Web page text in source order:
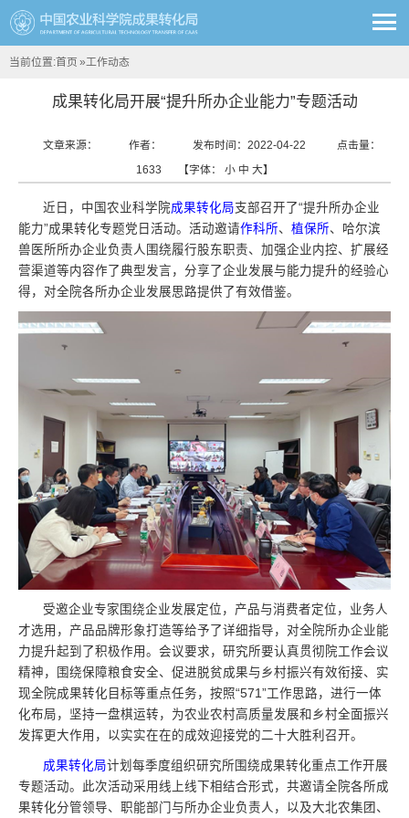
当前位置:首页 »工作动态
成果转化局开展“提升所办企业能力”专题活动
文章来源： 作者： 发布时间：2022-04-22
点击量：
1633
【字体： 小 中 大】
近日，中国农业科学院成果转化局支部召开了“提升所办企业
能力”成果转化专题党日活动。活动邀请作科所、 植保所、哈尔滨
兽医所所办企业负责人围绕履行股东职责、加强企业内控、扩展经
营渠道等内容作了典型发言，分享了企业发展与能力提升的经验心
得，对全院各所办企业发展思路提供了有效借鉴。
受邀企业专家围绕企业发展定位，产品与消费者定位，业务人
才选用，产品品牌形象打造等给予了详细指导，对全院所办企业能
力提升起到了积极作用。会议要求，研究所要认真贯彻院工作会议
精神，围绕保障粮食安全、促进脱贫成果与乡村振兴有效衔接、实
现全院成果转化目标等重点任务，按照“571”工作思路，进行一体
化布局，坚持一盘棋运转，为农业农村高质量发展和乡村全面振兴
发挥更大作用，以实实在在的成效迎接党的二十大胜利召开。
成果转化局计划每季度组织研究所围绕成果转化重点工作开展
专题活动。此次活动采用线上线下相结合形式，共邀请全院各所成
果转化分管领导、职能部门与所办企业负责人，以及大北农集团、